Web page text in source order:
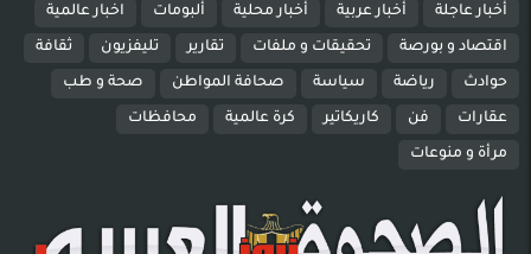
أخبار عاجلة أخبار عربية أخبار محلية ألبومات اخبار عالمية
اقتصاد و بورصة تحقيقات و ملفات تقارير تليفزيون ثقافة
حوادث رياضة سياسة صحافة المواطن صحة و طب
عقارات فن كاريكاتير كرة عالمية محافظات
مرأة و منوعات